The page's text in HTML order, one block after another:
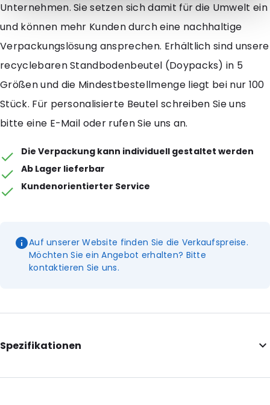
Unternehmen. Sie setzen sich damit für die Umwelt ein
und können mehr Kunden durch eine nachhaltige
Verpackungslösung ansprechen. Erhältlich sind unsere
recyclebaren Standbodenbeutel (Doypacks) in 5
Größen und die Mindestbestellmenge liegt bei nur 100
Stück. Für personalisierte Beutel schreiben Sie uns
bitte eine E-Mail oder rufen Sie uns an.
Die Verpackung kann individuell gestaltet werden
Ab Lager lieferbar
Kundenorientierter Service
Auf unserer Website finden Sie die Verkaufspreise.
Möchten Sie ein Angebot erhalten? Bitte
kontaktieren Sie uns.
Spezifikationen
Internal Length: 200